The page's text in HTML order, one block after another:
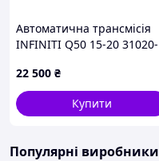
Автоматична трансмісія
INFINITI Q50 15-20 31020-
22 500 ₴
Купити
Популярні виробники